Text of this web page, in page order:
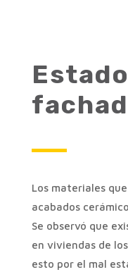
Los materiales
acabados
Se observó que
en viviendas de
esto por el mal